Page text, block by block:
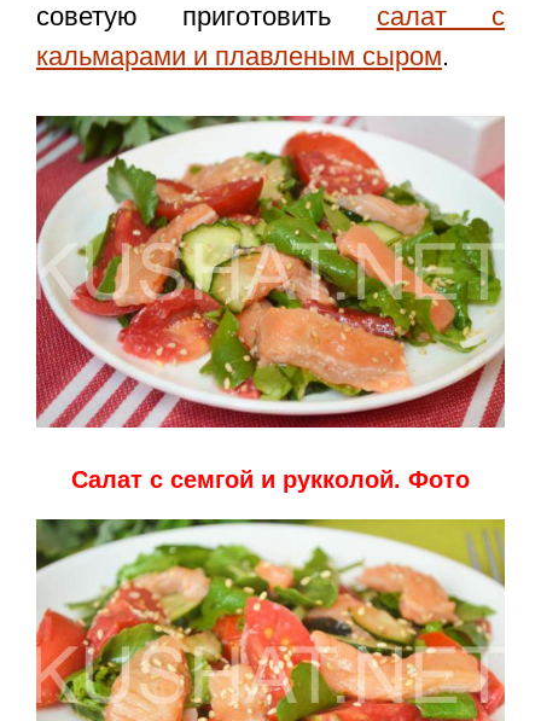
советую приготовить салат с
кальмарами и плавленым сыром.
Салат с семгой и рукколой. Фото